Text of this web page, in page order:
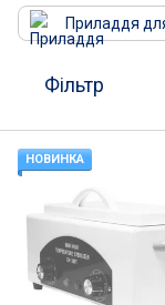
Приладдя
Фільтр
НОВИНКА